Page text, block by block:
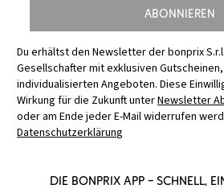
Abonnieren
Du erhältst den Newsletter der bonprix
Gesellschafter mit exklusiven
individualisierten Angeboten. Diese
Wirkung für die Zukunft unterNewsletter
oder am Ende jeder E-Mail widerrufen
Datenschutzerklärung
Die bonprix App – schnell,